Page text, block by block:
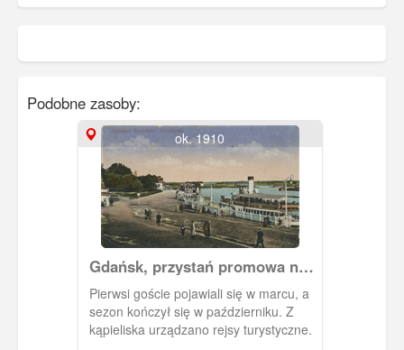
Podobne zasoby:
ok. 1910
Gdańsk, przystań promowa na
Westerplatte
Pierwsi goście pojawiali się w marcu, a
sezon kończył się w październiku. Z
kąpieliska urządzano rejsy turystyczne.